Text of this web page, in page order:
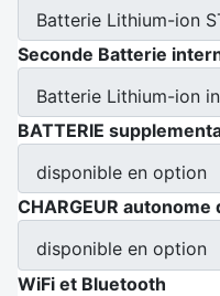
Batterie Lithium-ion
Seconde Batterie
Batterie Lithium-ion
BATTERIE
disponible en option
CHARGEUR autonome
disponible en option
WiFi et Bluetooth